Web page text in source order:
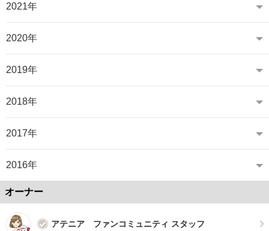
2021年
2020年
2019年
2018年
2017年
2016年
オーナー
アテニア ファンコミュニティ スタッフ